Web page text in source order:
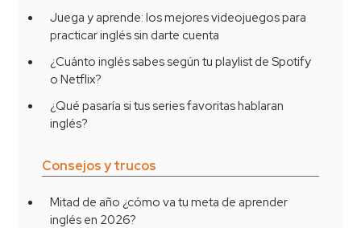
Juega y aprende: los mejores videojuegos para
practicar inglés sin darte cuenta
¿Cuánto inglés sabes según tu playlist de Spotify
o Netflix?
¿Qué pasaría si tus series favoritas hablaran
inglés?
Consejos y trucos
Mitad de año ¿cómo va tu meta de aprender
inglés en 2026?